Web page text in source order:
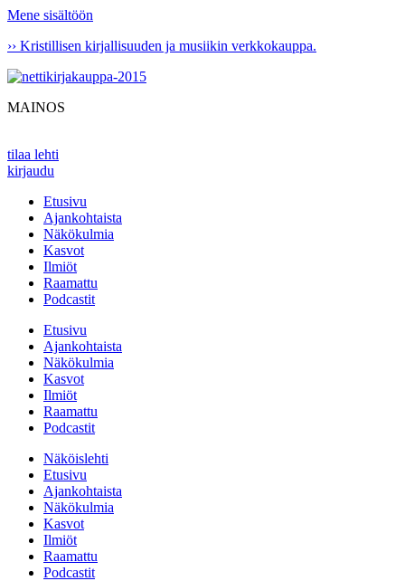
Mene sisältöön
›› Kristillisen kirjallisuuden ja musiikin verkkokauppa.
MAINOS
tilaa lehti
kirjaudu
Etusivu
Ajankohtaista
Näkökulmia
Kasvot
Ilmiöt
Raamattu
Podcastit
Etusivu
Ajankohtaista
Näkökulmia
Kasvot
Ilmiöt
Raamattu
Podcastit
Näköislehti
Etusivu
Ajankohtaista
Näkökulmia
Kasvot
Ilmiöt
Raamattu
Podcastit